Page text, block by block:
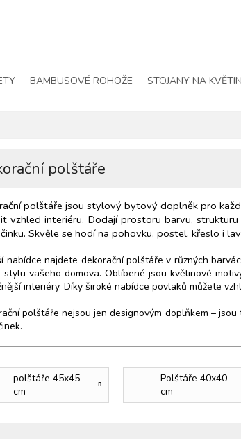
BAMBUSOVÉ ROHOŽE STOJANY NA
polštáře
polštáře jsou stylový bytový doplněk pro
vzhled interiéru. Dodají prostoru barvu,
Skvěle se hodí na pohovku, postel, křeslo i
nabídce najdete dekorační polštáře v různých
stylu vašeho domova. Oblíbené jsou květinové
interiéry. Díky široké nabídce povlaků můžete
polštáře nejsou jen designovým doplňkem –
polštáře 45x45
cm
Polštáře 40x40
cm